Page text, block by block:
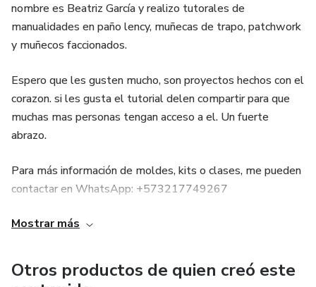
nombre es Beatriz García y realizo tutorales de
manualidades en paño lency, muñecas de trapo, patchwork
y muñecos faccionados.
Espero que les gusten mucho, son proyectos hechos con el
corazon. si les gusta el tutorial delen compartir para que
muchas mas personas tengan acceso a el. Un fuerte
abrazo.
Para más información de moldes, kits o clases, me pueden
contactar en WhatsApp: +573217749267
Taller de manualidades, muñecos navideños, decoración
Venta de telas y botones americanos, para patchwork y
Mostrar más
Otros productos de quien creó este